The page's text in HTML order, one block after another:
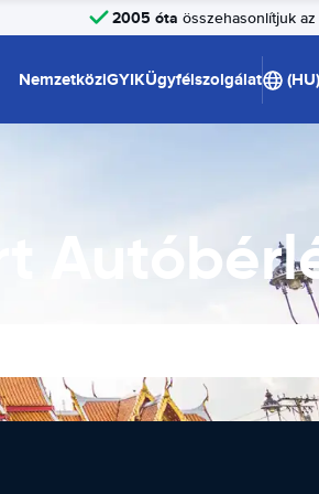
2005 óta összehasonlítjuk
NemzetköziGYIKÜgyfélszolgálat (HU)